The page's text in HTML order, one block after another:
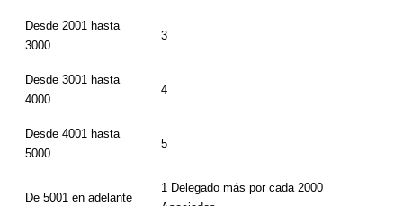
Desde 2001 hasta
3000
3
Desde 3001 hasta
4000
4
Desde 4001 hasta
5000
5
De 5001 en adelante
1 Delegado más por cada 2000